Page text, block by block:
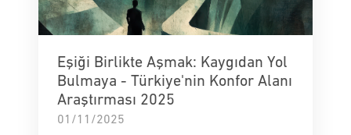
Eşiği Birlikte Aşmak: Kaygıdan Yol
Bulmaya - Türkiye'nin Konfor Alanı
Araştırması 2025
01/11/2025